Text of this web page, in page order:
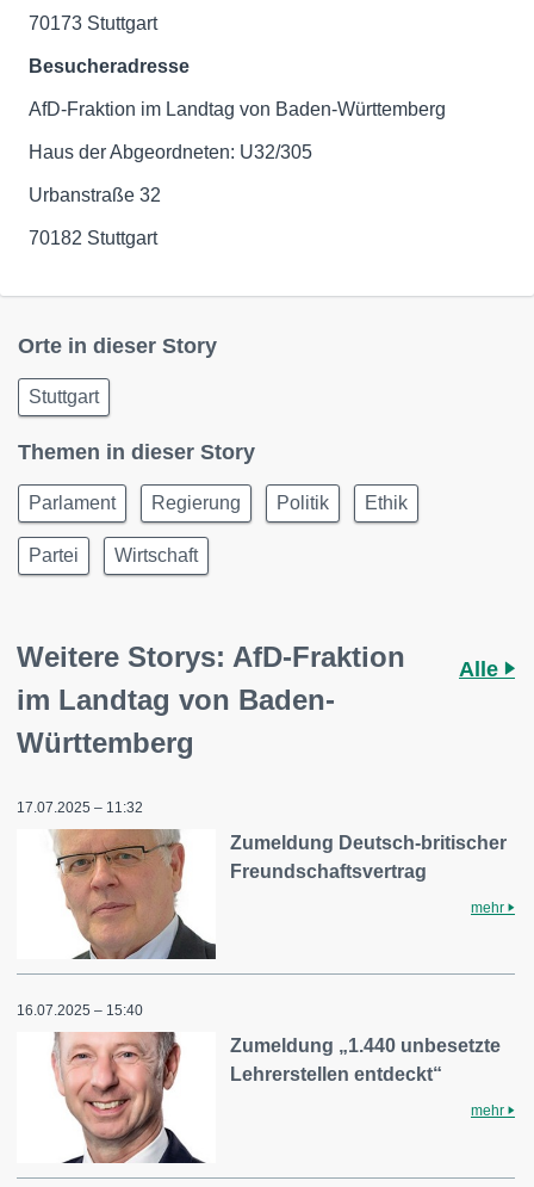
70173 Stuttgart
Besucheradresse
AfD-Fraktion im Landtag von Baden-Württemberg
Haus der Abgeordneten: U32/305
Urbanstraße 32
70182 Stuttgart
Orte in dieser Story
Stuttgart
Themen in dieser Story
Parlament Regierung Politik Ethik
Partei Wirtschaft
Weitere Storys: AfD-Fraktion
im Landtag von Baden-
Württemberg
Alle
17.07.2025 – 11:32
Zumeldung Deutsch-britischer
Freundschaftsvertrag
mehr
16.07.2025 – 15:40
Zumeldung „1.440 unbesetzte
Lehrerstellen entdeckt“
mehr